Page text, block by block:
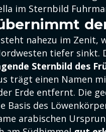
im Sternbild
nahezu im Zenit,
tiefer sinkt.
Sternbild des
trägt einen Namen
Erde entfernt. Die
Basis des
arabischen